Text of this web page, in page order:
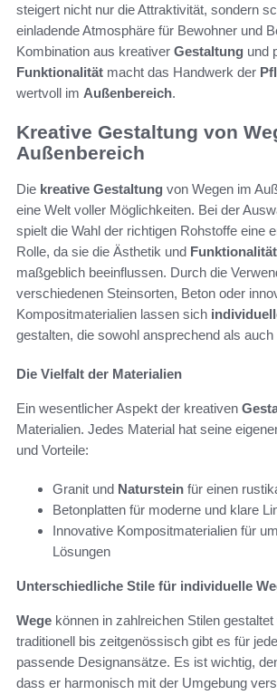
steigert nicht nur die Attraktivität, sondern
einladende Atmosphäre für Bewohner und
Kombination aus kreativer Gestaltung und
Funktionalität macht das Handwerk der
wertvoll im Außenbereich.
Kreative Gestaltung von
Außenbereich
Die kreative Gestaltung von Wegen im
eine Welt voller Möglichkeiten. Bei der
spielt die Wahl der richtigen Rohstoffe eine
Rolle, da sie die Ästhetik und Funktionalität
maßgeblich beeinflussen. Durch die
verschiedenen Steinsorten, Beton oder
Kompositmaterialien lassen sich
gestalten, die sowohl ansprechend als auch
Die Vielfalt der Materialien
Ein wesentlicher Aspekt der kreativen
Materialien. Jedes Material hat seine
und Vorteile:
Granit und Naturstein für einen
Betonplatten für moderne und klare
Innovative Kompositmaterialien für
Lösungen
Unterschiedliche Stile für individuelle
Wege können in zahlreichen Stilen
traditionell bis zeitgenössisch gibt es für
passende Designansätze. Es ist wichtig,
dass er harmonisch mit der Umgebung